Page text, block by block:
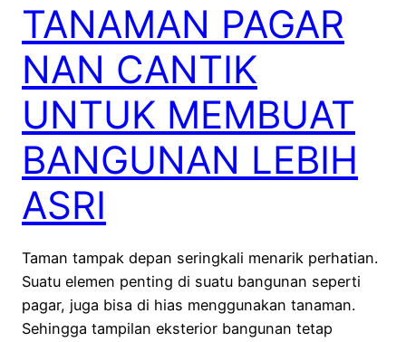
TANAMAN PAGAR
NAN CANTIK
UNTUK MEMBUAT
BANGUNAN LEBIH
ASRI
Taman tampak depan seringkali menarik perhatian.
Suatu elemen penting di suatu bangunan seperti
pagar, juga bisa di hias menggunakan tanaman.
Sehingga tampilan eksterior bangunan tetap